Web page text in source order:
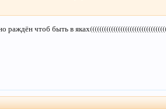
раждён чтоб быть в